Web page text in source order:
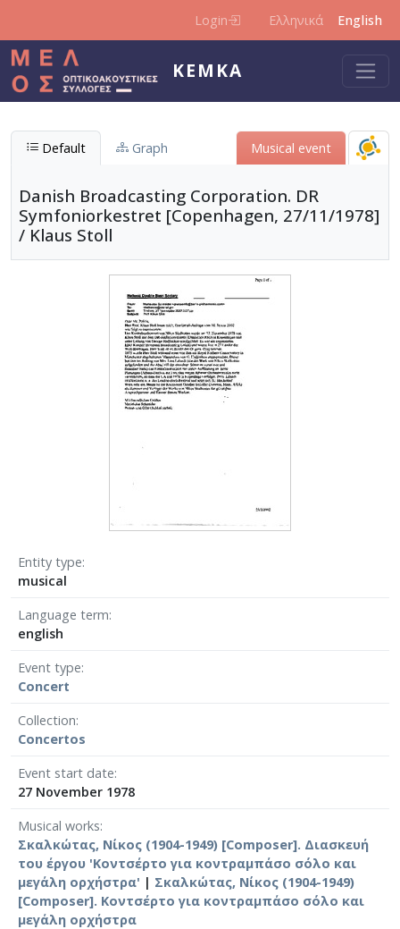
Login Ελληνικά English
KEMKA
Default Graph Μusical event
Danish Broadcasting Corporation. DR
Symfoniorkestret [Copenhagen, 27/11/1978]
/ Klaus Stoll
Entity type
musical
Language term
english
Event type
Concert
Collection
Concertos
Event start date
27 November 1978
Musical works
Σκαλκώτας, Νίκος (1904-1949) [Composer]. Διασκευή
του έργου 'Κοντσέρτο για κοντραμπάσο σόλο και
μεγάλη ορχήστρα' | Σκαλκώτας, Νίκος (1904-1949)
[Composer]. Κοντσέρτο για κοντραμπάσο σόλο και
μεγάλη ορχήστρα